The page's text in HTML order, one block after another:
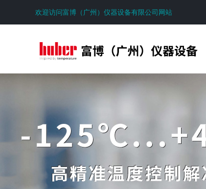
欢迎访问富博（广州）仪器设备有限公司网站